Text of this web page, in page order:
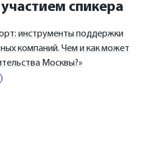
спикера
инструменты поддержки
компаний. Чем и как может
Москвы?»